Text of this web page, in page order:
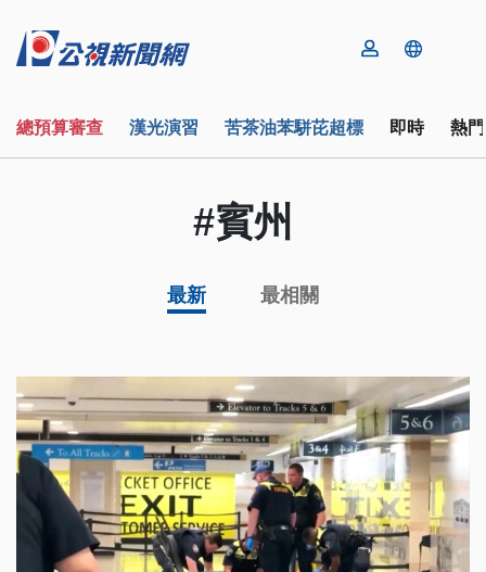
總預算審查 漢光演習 苦茶油苯駢芘超標 即時 熱
#賓州
最新 最相關